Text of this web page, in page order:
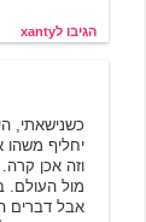
הגיבו לxanty
כשנישאתי,
יחליף משהו
וזה אכן
מול העולם.
אבל דברים